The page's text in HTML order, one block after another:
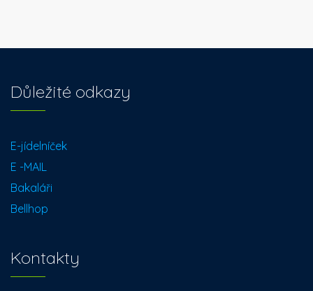
Důležité odkazy
E-jídelníček
E -MAIL
Bakaláři
Bellhop
Kontakty